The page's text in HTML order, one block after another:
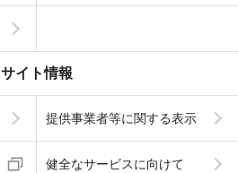
サイト情報
提供事業者等に関する表示
健全なサービスに向けて